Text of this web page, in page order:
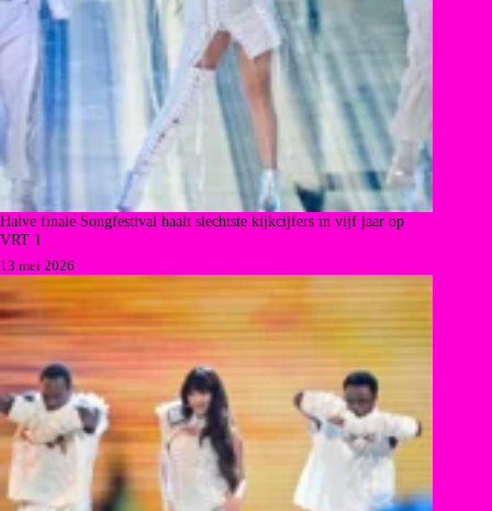
Halve finale Songfestival haalt slechtste kijkcijfers in vijf jaar op
VRT 1
13 mei 2026